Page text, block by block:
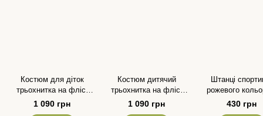
Костюм для діток
трьохнитка на флісі
кольору графіт для
дівчинки та хлопчика
1 090 грн
Костюм дитячий
трьохнитка на флісі
колір теракотовий для
хлопчика та дівчинки
1 090 грн
Штанці
рожевого
принтом
дівчинки
430 грн